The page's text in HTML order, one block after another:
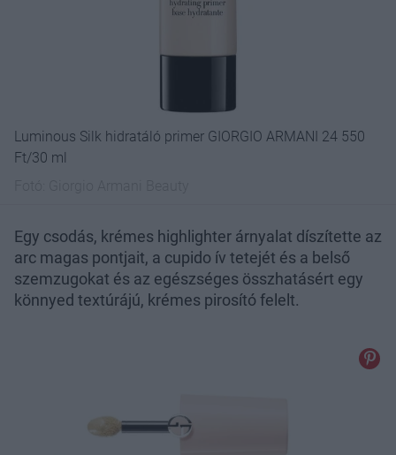
Luminous Silk hidratáló primer GIORGIO ARMANI 24 550
Ft/30 ml
Egy csodás, krémes highlighter árnyalat díszítette az
arc magas pontjait, a cupido ív tetejét és a belső
szemzugokat és az egészséges összhatásért egy
könnyed textúrájú, krémes pirosító felelt.